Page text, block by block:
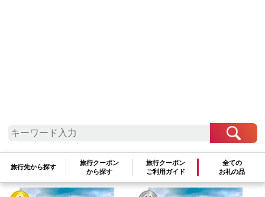
旅行先から探す
旅行クーポン
から探す
旅行クーポン
ご利用ガイド
全ての
お礼の品
検索結果一覧
参考寄附額順|新着順 |人気ランキング順